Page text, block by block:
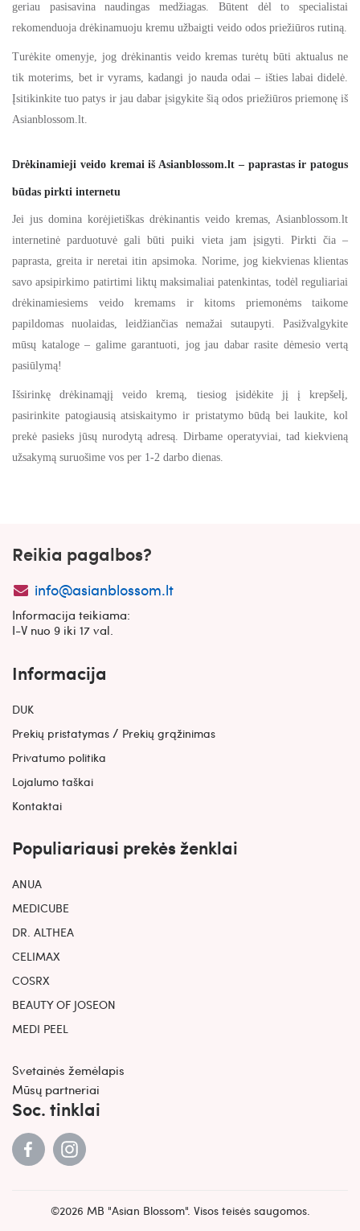
geriau pasisavina naudingas medžiagas. Būtent dėl to specialistai
rekomenduoja drėkinamuoju kremu užbaigti veido odos priežiūros rutiną.
Turėkite omenyje, jog drėkinantis veido kremas turėtų būti aktualus ne
tik moterims, bet ir vyrams, kadangi jo nauda odai – išties labai didelė.
Įsitikinkite tuo patys ir jau dabar įsigykite šią odos priežiūros priemonę iš
Asianblossom.lt.
Drėkinamieji veido kremai iš Asianblossom.lt – paprastas ir patogus
būdas pirkti internetu
Jei jus domina korėjietiškas drėkinantis veido kremas, Asianblossom.lt
internetinė parduotuvė gali būti puiki vieta jam įsigyti. Pirkti čia –
paprasta, greita ir neretai itin apsimoka. Norime, jog kiekvienas klientas
savo apsipirkimo patirtimi liktų maksimaliai patenkintas, todėl reguliariai
drėkinamiesiems veido kremams ir kitoms priemonėms taikome
papildomas nuolaidas, leidžiančias nemažai sutaupyti. Pasižvalgykite
mūsų kataloge – galime garantuoti, jog jau dabar rasite dėmesio vertą
pasiūlymą!
Išsirinkę drėkinamąjį veido kremą, tiesiog įsidėkite jį į krepšelį,
pasirinkite patogiausią atsiskaitymo ir pristatymo būdą bei laukite, kol
prekė pasieks jūsų nurodytą adresą. Dirbame operatyviai, tad kiekvieną
užsakymą suruošime vos per 1-2 darbo dienas.
Reikia pagalbos?
info@asianblossom.lt
Informacija teikiama:
I-V nuo 9 iki 17 val.
Informacija
DUK
Prekių pristatymas / Prekių grąžinimas
Privatumo politika
Lojalumo taškai
Kontaktai
Populiariausi prekės ženklai
ANUA
MEDICUBE
DR. ALTHEA
CELIMAX
COSRX
BEAUTY OF JOSEON
MEDI PEEL
Svetainės žemėlapis
Mūsų partneriai
Soc. tinklai
©2026 MB "Asian Blossom". Visos teisės saugomos.